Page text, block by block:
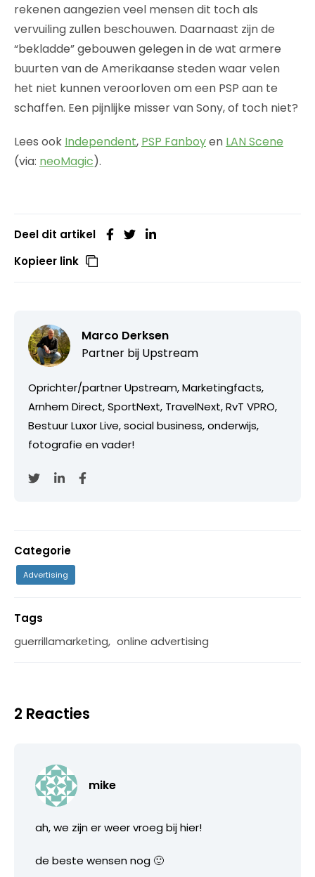
rekenen aangezien veel mensen dit toch als
vervuiling zullen beschouwen. Daarnaast zijn de
“bekladde” gebouwen gelegen in de wat armere
buurten van de Amerikaanse steden waar velen
het niet kunnen veroorloven om een PSP aan te
schaffen. Een pijnlijke misser van Sony, of toch niet?
Lees ook Independent, PSP Fanboyen LAN Scene
(via: neoMagic).
Deel dit artikel
Kopieer link
Marco Derksen
Partner bij Upstream
Oprichter/partner Upstream, Marketingfacts,
Arnhem Direct, SportNext, TravelNext, RvT VPRO,
Bestuur Luxor Live, social business, onderwijs,
fotografie en vader!
Categorie
Advertising
Tags
guerrillamarketing, online advertising
2 Reacties
mike
ah, we zijn er weer vroeg bij hier!
de beste wensen nog 🙂